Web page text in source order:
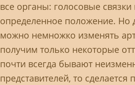
все органы: голосовые
определенное положение. Но
можно немножко изменять
получим только некоторые
почти всегда бывают
представителей, то